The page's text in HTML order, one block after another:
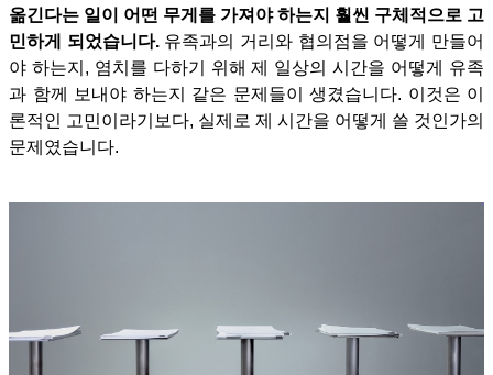
옮긴다는 일이 어떤 무게를 가져야 하는지 훨씬 구체적으로 고
민하게 되었습니다.유족과의 거리와 협의점을 어떻게 만들어
야 하는지, 염치를 다하기 위해 제 일상의 시간을 어떻게 유족
과 함께 보내야 하는지 같은 문제들이 생겼습니다. 이것은 이
론적인 고민이라기보다, 실제로 제 시간을 어떻게 쓸 것인가의
문제였습니다.